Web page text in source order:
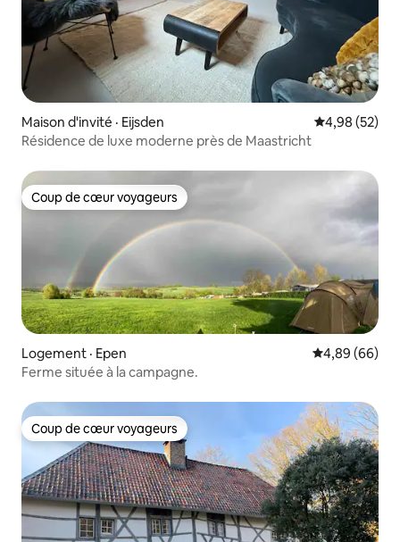
Maison d'invité · Eijsden Note
4,98 (52)
Résidence de luxe moderne près de Maastricht
Coup de cœur voyageurs
Coup de cœur voyageurs
Logement · Epen Note
4,89 (66)
Ferme située à la campagne.
Coup de cœur voyageurs
Coup de cœur voyageurs